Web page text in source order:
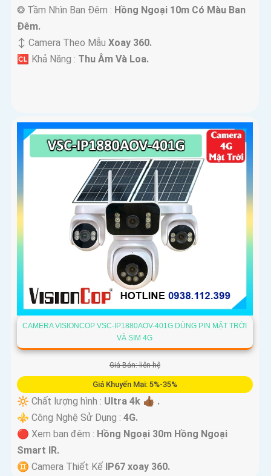
❂ Tầm Nhìn Ban Đêm : Hồng Ngoại 10m Có Màu Ban
Ðêm.
↕️ Camera Theo Mẫu Xoay 360.
️🆑 Khả Năng : Thu Âm Và Loa.
CAMERA VISIONCOP VSC-IP1880AOV-401G DÙNG PIN MẶT TRỜI
VÀ SIM 4G
Giá Bán: liên hệ
Giá Khuyến Mại: 5%-35%
🔆 Chất lượng hình : Ultra 4k 👍🏾 .
⚜️ Công Nghệ Sử Dụng : 4G.
🔴 Xem ban đêm : Hồng Ngoại 30m Hồng Ngoại
Smart IR.
♊ Camera Thiết Kế IP67 xoay 360.